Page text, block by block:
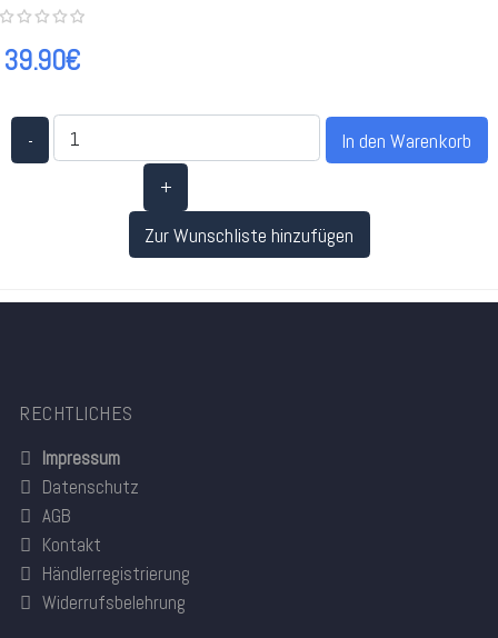
39.90€
-
+
Zur Wunschliste hinzufügen
RECHTLICHES
Impressum
Datenschutz
AGB
Kontakt
Händlerregistrierung
Widerrufsbelehrung